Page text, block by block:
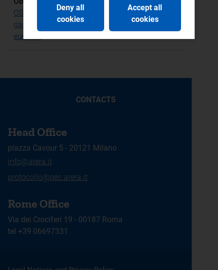
OS.16 Sviluppo di mercati dell'energia elettrica e
gas sempre più efficienti e integrati a livello
europeo
CONTACTS
Head Office
piazza Cavour 5 - 20121 Milano
info@arera.it
protocollo@pec.arera.it
Rome Office
Via dei Crociferi 19 - 00187 Roma
tel +39 06697331
Deny all
cookies
Accept all
cookies